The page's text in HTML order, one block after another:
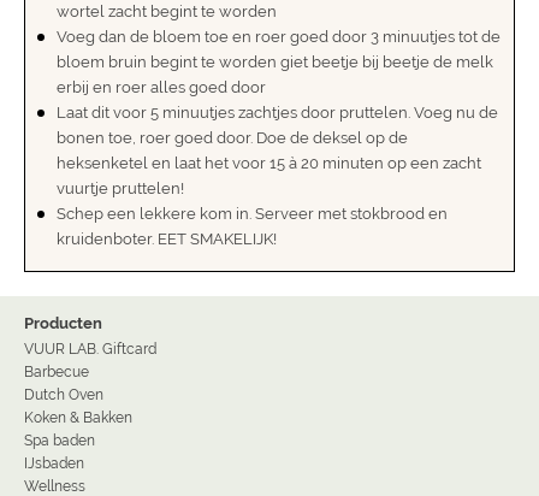
wortel zacht begint te worden
Voeg dan de bloem toe en roer goed door 3 minuutjes tot de
bloem bruin begint te worden giet beetje bij beetje de melk
erbij en roer alles goed door
Laat dit voor 5 minuutjes zachtjes door pruttelen. Voeg nu de
bonen toe, roer goed door. Doe de deksel op de
heksenketel en laat het voor 15 à 20 minuten op een zacht
vuurtje pruttelen!
Schep een lekkere kom in. Serveer met stokbrood en
kruidenboter. EET SMAKELIJK!
Producten
VUUR LAB. Giftcard
Barbecue
Dutch Oven
Koken & Bakken
Spa baden
IJsbaden
Wellness